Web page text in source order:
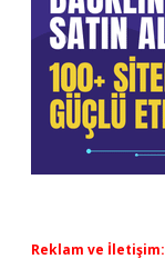
Reklam ve İletişim: